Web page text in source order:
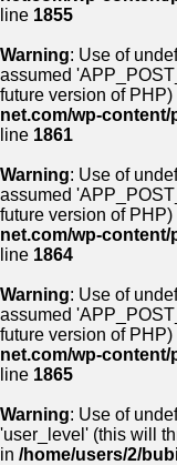
line 1855
Warning: Use of
assumed
future version of PHP)
net.com/wp-
line 1861
Warning: Use of
assumed
future version of PHP)
net.com/wp-
line 1864
Warning: Use of
assumed
future version of PHP)
net.com/wp-
line 1865
Warning: Use of
'user_level' (this will
in /home/users/2/